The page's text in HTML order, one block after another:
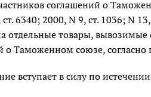
соглашений о
6340; 2000, N 9, ст. 1036; N
товары, вывозимые
о Таможенном союзе,
вступает в силу по